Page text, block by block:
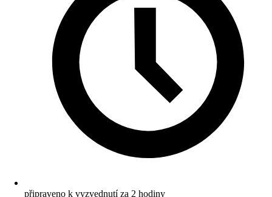
připraveno k vyzvednutí za 2 hodiny